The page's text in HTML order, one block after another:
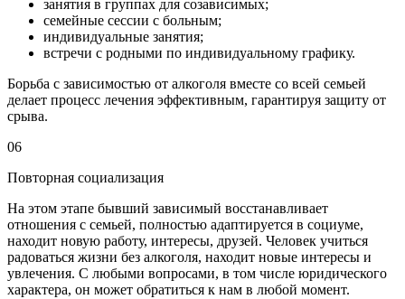
занятия в группах для созависимых;
семейные сессии с больным;
индивидуальные занятия;
встречи с родными по индивидуальному графику.
Борьба с зависимостью от алкоголя вместе со всей семьей
делает процесс лечения эффективным, гарантируя защиту от
срыва.
06
Повторная социализация
На этом этапе бывший зависимый восстанавливает
отношения с семьей, полностью адаптируется в социуме,
находит новую работу, интересы, друзей. Человек учиться
радоваться жизни без алкоголя, находит новые интересы и
увлечения. С любыми вопросами, в том числе юридического
характера, он может обратиться к нам в любой момент.